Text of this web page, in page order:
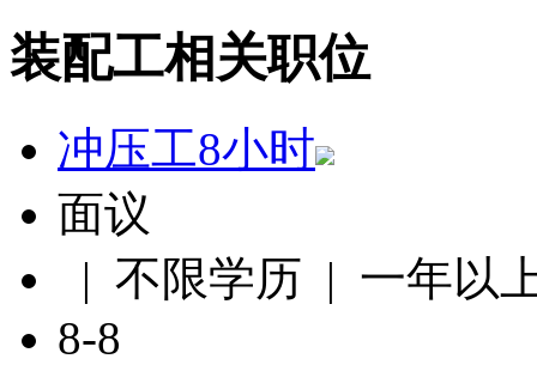
装配工相关职位
冲压工8小时
面议
| 不限学历 | 一年以
8-8